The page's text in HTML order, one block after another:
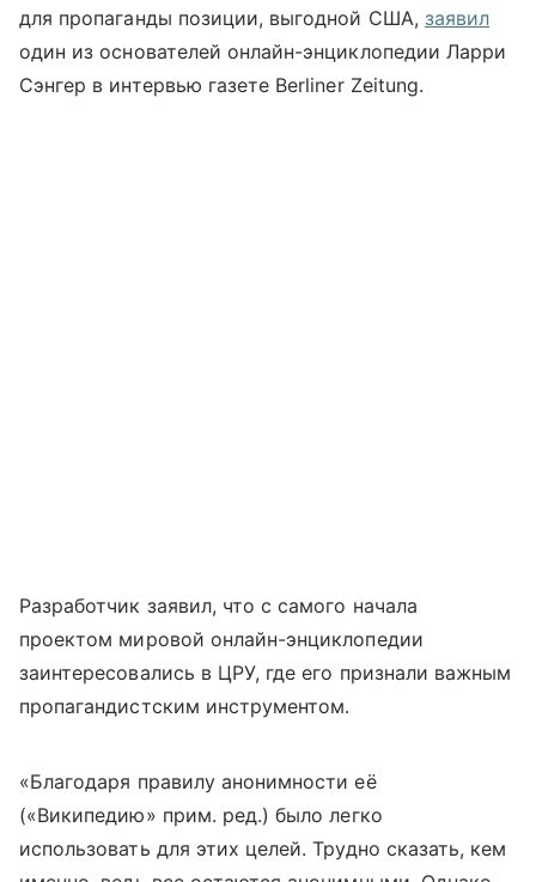
для пропаганды позиции, выгодной США, заявил
один из основателей онлайн-энциклопедии Ларри
Сэнгер в интервью газете Berliner Zeitung.
Разработчик заявил, что с самого начала
проектом мировой онлайн-энциклопедии
заинтересовались в ЦРУ, где его признали важным
пропагандистским инструментом.
«Благодаря правилу анонимности её
(«Википедию» прим. ред.) было легко
использовать для этих целей. Трудно сказать, кем